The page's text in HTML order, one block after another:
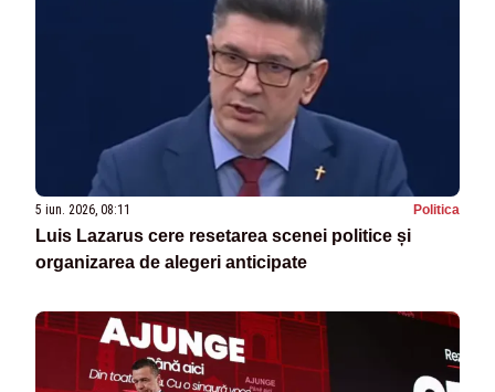
5 iun. 2026, 08:11 Politica
Luis Lazarus cere resetarea scenei politice și
organizarea de alegeri anticipate